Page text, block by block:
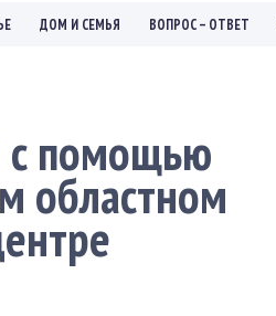
ДОМ И СЕМЬЯ ВОПРОС – ОТВЕТ
с помощью
областном